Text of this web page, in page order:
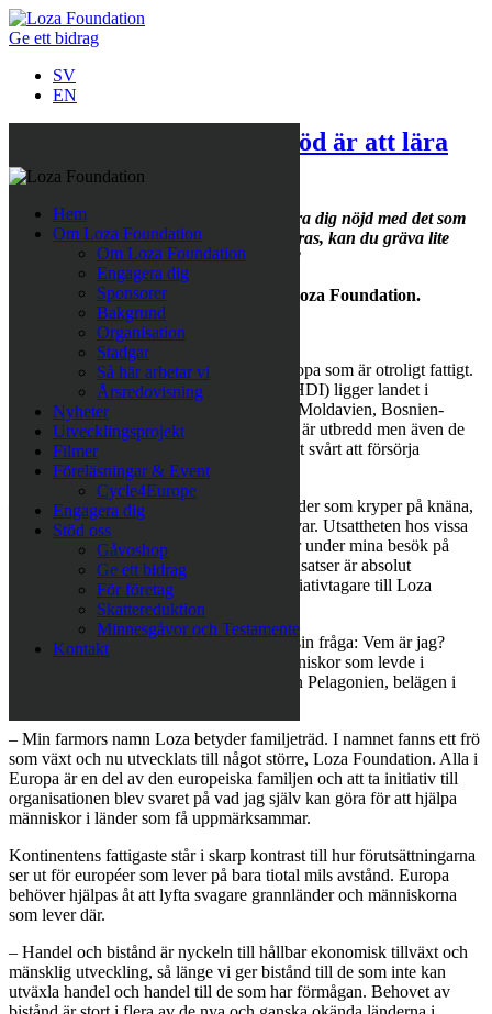
Ge ett bidrag
SV
EN
Hem
Om Loza Foundation
Om Loza Foundation
Engagera dig
Sponsorer
Bakgrund
Organisation
Stadgar
Så här arbetar vi
Årsredovisning
Nyheter
Utvecklingsprojekt
Filmer
Föreläsningar & Event
Cycle4Europe
Engagera dig
Stöd oss
Gåvoshop
Ge ett bidrag
För företag
Skattereduktion
Minnesgåvor och Testamente
Kontakt
”Att hjälpa människor i nöd är att lära
känna sig själv”
”Vem är du? Sökandet efter svar kan göra dig nöjd med det som
kommer fram eller, om frågan inte besvaras, kan du gräva lite
djupare. Jag grävde så djupt jag kunde.”
Sabina Grubbeson, initiativtagare till Loza Foundation.
Makedonien är ett av de fåtal länder i Europa som är otroligt fattigt.
Enligt FNs Human Development Index (HDI) ligger landet i
bottenlistan tillsammans med bland andra Moldavien, Bosnien-
Hercegovina och Kosovo. Arbetslösheten är utbredd men även de
som arbetar har så låg lön att det är mycket svårt att försörja
familjen.
– Det är djupt tragiskt med europeiska länder som kryper på knäna,
som grannländer måste vi ta ett större ansvar. Utsattheten hos vissa
människor i dessa länder blev så uppenbar under mina besök på
olika institutioner i Makedonien. Aktiva insatser är absolut
nödvändiga, säger Sabina Grubbeson, initiativtagare till Loza
Foundation.
I Makedonien hittade hon även svaret på sin fråga: Vem är jag?
Sabinas släktträd har förgreningar till människor som levde i
bergsbyar ovanför staden Bitola i regionen Pelagonien, belägen i
– Min farmors namn Loza betyder familjeträd. I namnet fanns ett frö
som växt och nu utvecklats till något större, Loza Foundation. Alla i
Europa är en del av den europeiska familjen och att ta initiativ till
organisationen blev svaret på vad jag själv kan göra för att hjälpa
människor i länder som få uppmärksammar.
Kontinentens fattigaste står i skarp kontrast till hur förutsättningarna
ser ut för européer som lever på bara tiotal mils avstånd. Europa
behöver hjälpas åt att lyfta svagare grannländer och människorna
som lever där.
– Handel och bistånd är nyckeln till hållbar ekonomisk tillväxt och
mänsklig utveckling, så länge vi ger bistånd till de som inte kan
utväxla handel och handel till de som har förmågan. Behovet av